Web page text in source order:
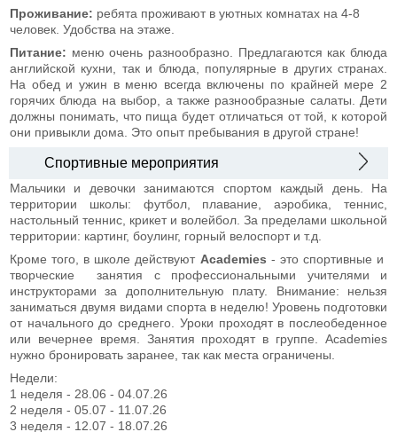
Проживание: ребята проживают в уютных комнатах на 4-8
человек. Удобства на этаже.
Питание: меню очень разнообразно. Предлагаются как блюда
английской кухни, так и блюда, популярные в других странах.
На обед и ужин в меню всегда включены по крайней мере 2
горячих блюда на выбор, а также разнообразные салаты. Дети
должны понимать, что пища будет отличаться от той, к которой
они привыкли дома. Это опыт пребывания в другой стране!
Спортивные мероприятия
Мальчики и девочки занимаются спортом каждый день. На
территории школы: футбол, плавание, аэробика, теннис,
настольный теннис, крикет и волейбол. За пределами школьной
территории: картинг, боулинг, горный велоспорт и т.д.
Кроме того, в школе действуют Academies - это спортивные и
творческие занятия с профессиональными учителями и
инструкторами за дополнительную плату. Внимание: нельзя
заниматься двумя видами спорта в неделю! Уровень подготовки
от начального до среднего. Уроки проходят в послеобеденное
или вечернее время. Занятия проходят в группе. Academies
нужно бронировать заранее, так как места ограничены.
Недели:
1 неделя - 28.06 - 04.07.26
2 неделя - 05.07 - 11.07.26
3 неделя - 12.07 - 18.07.26